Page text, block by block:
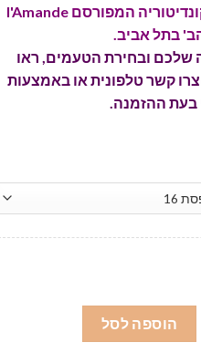
אלו נמכרים בקונדיטוריה המפורסם l'Amande
שלכם ובחירת הטעמים, ראו
קשר טלפונית או באמצעות
בעת ההזמנה.
הוספה לסל